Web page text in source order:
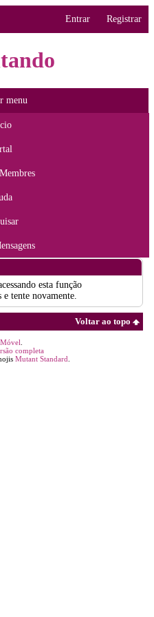
Entrar Registrar
menu
esta função
tente novamente.
Voltar ao topo
completa
Mutant Standard